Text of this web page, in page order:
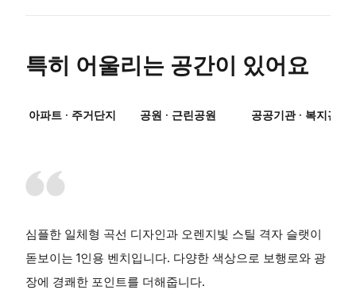
특히 어울리는 공간이 있어요
아파트 · 주거단지 공원 · 근린공원 공공기관 · 복지관
심플한 일체형 곡선 디자인과 오렌지빛 스틸 격자 슬랫이
돋보이는 1인용 벤치입니다. 다양한 색상으로 보행로와 광
장에 경쾌한 포인트를 더해줍니다.